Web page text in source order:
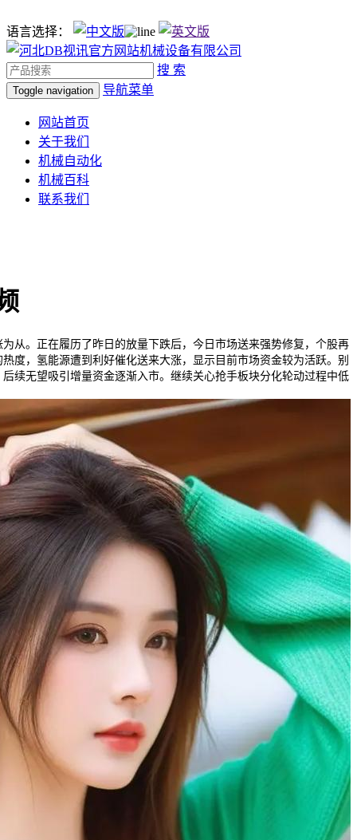
语言选择：
搜 索
Toggle navigation 导航菜单
网站首页
关于我们
机械自动化
机械百科
联系我们
。正在履历了昨日的放量下跌后，今日市场送来强势修复，个股再
度，氢能源遭到利好催化送来大涨，显示目前市场资金较为活跃。别
续无望吸引增量资金逐渐入市。继续关心抢手板块分化轮动过程中低